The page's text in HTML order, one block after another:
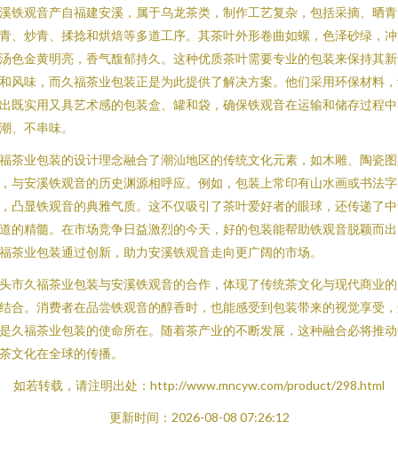
铁观音产自福建安溪，属于乌龙茶类，制作工艺复杂，包括采摘、晒
、炒青、揉捻和烘焙等多道工序。其茶叶外形卷曲如螺，色泽砂绿，
色金黄明亮，香气馥郁持久。这种优质茶叶需要专业的包装来保持其
风味，而久福茶业包装正是为此提供了解决方案。他们采用环保材料
既实用又具艺术感的包装盒、罐和袋，确保铁观音在运输和储存过程
、不串味。
茶业包装的设计理念融合了潮汕地区的传统文化元素，如木雕、陶瓷
与安溪铁观音的历史渊源相呼应。例如，包装上常印有山水画或书法字
凸显铁观音的典雅气质。这不仅吸引了茶叶爱好者的眼球，还传递了
的精髓。在市场竞争日益激烈的今天，好的包装能帮助铁观音脱颖而
茶业包装通过创新，助力安溪铁观音走向更广阔的市场。
市久福茶业包装与安溪铁观音的合作，体现了传统茶文化与现代商业
合。消费者在品尝铁观音的醇香时，也能感受到包装带来的视觉享受
久福茶业包装的使命所在。随着茶产业的不断发展，这种融合必将推
文化在全球的传播。
如若转载，请注明出处：http://www.mncyw.com/product/298.html
更新时间：2026-08-08 07:26:12